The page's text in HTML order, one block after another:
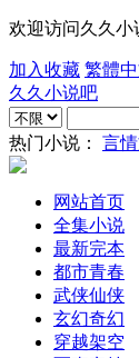
欢迎访问久久小
加入收藏 繁體
久久小说吧
热门小说： 言
网站首页
全集小说
最新完本
都市青春
武侠仙侠
玄幻奇幻
穿越架空